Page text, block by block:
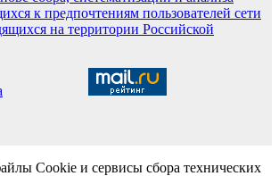
к предпочтениям пользователей сети
на территории Российской
Cookie и сервисы сбора технических